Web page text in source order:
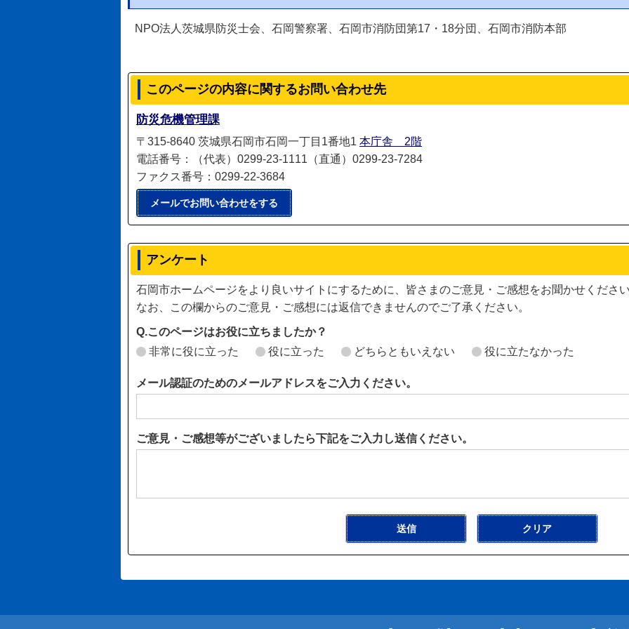
NPO法人茨城県防災士会、石岡警察署、石岡市消防団第17・18分団、石岡市消防本部
このページの内容に関するお問い合わせ先
防災危機管理課
〒315-8640 茨城県石岡市石岡一丁目1番地1 本庁舎 2階
電話番号：（代表）0299-23-1111（直通）0299-23-7284
ファクス番号：0299-22-3684
メールでお問い合わせをする
アンケート
石岡市ホームページをより良いサイトにするために、皆さまのご意見・ご感想をお聞かせくださ
なお、この欄からのご意見・ご感想には返信できませんのでご了承ください。
Q.このページはお役に立ちましたか？
非常に役に立った
役に立った どちらともいえない 役に立たなかった
メール認証のためのメールアドレスをご入力ください。
ご意見・ご感想等がございましたら下記をご入力し送信ください。